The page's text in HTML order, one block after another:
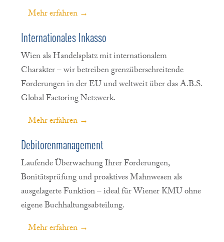
Mehr erfahren →
Internationales Inkasso
Wien als Handelsplatz mit internationalem
Charakter – wir betreiben grenzüberschreitende
Forderungen in der EU und weltweit über das A.B.S.
Global Factoring Netzwerk.
Mehr erfahren →
Debitorenmanagement
Laufende Überwachung Ihrer Forderungen,
Bonitätsprüfung und proaktives Mahnwesen als
ausgelagerte Funktion – ideal für Wiener KMU ohne
eigene Buchhaltungsabteilung.
Mehr erfahren →